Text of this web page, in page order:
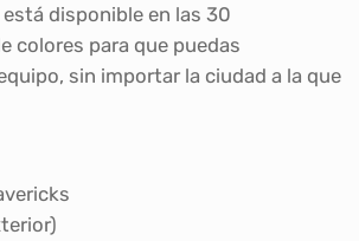
disponible en las 30
colores para que puedas
sin importar la ciudad a la que